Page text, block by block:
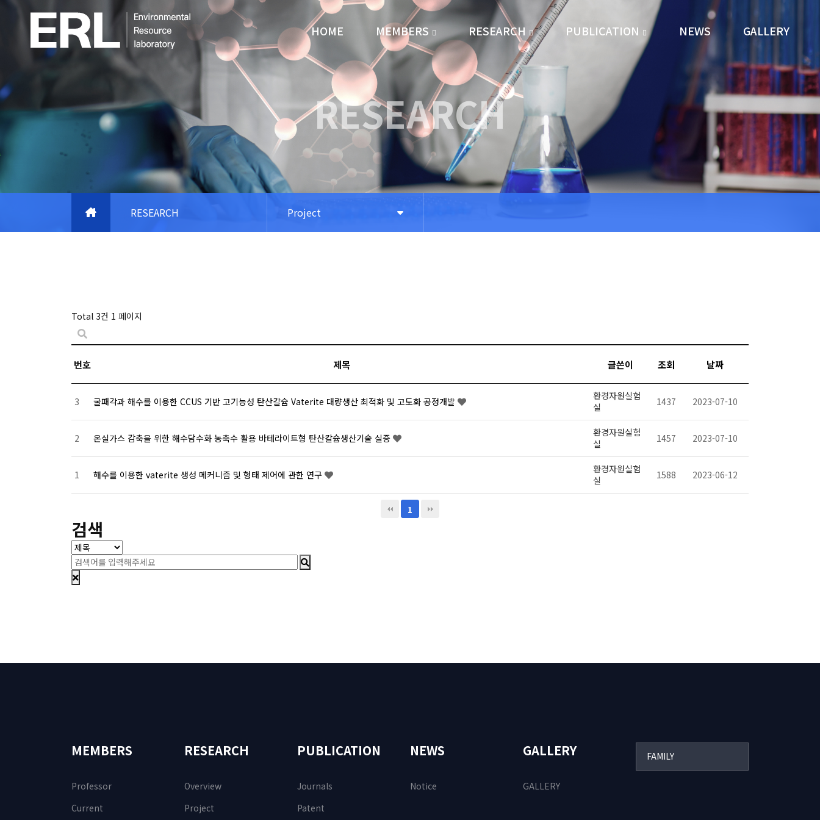
HOME MEMBERS
Professor
Current
Alumni
RESEARCH
Overview
Project
PUBLICATION
Journal Paper
NEWS GALLERY
RESEARCH
RESEARCH Project
Total 3건 1 페이지
번호 제목 글쓴이 조회 날짜
3 굴패각과 해수를 이용한 CCUS 기반 고기능성 탄산칼슘 Vaterite 대량생산 최적화 및 고도화 공정개발
환경자원실험
실
1437 2023-07-10
2 온실가스 감축을 위한 해수담수화 농축수 활용 바테라이트형 탄산칼슘생산기술 실증
환경자원실험
실
1457 2023-07-10
1 해수를 이용한 vaterite 생성 메커니즘 및 형태 제어에 관한 연구
환경자원실험
실
1588 2023-06-12
1
검색
MEMBERS
Professor
Current
RESEARCH
Overview
Project
PUBLICATION
Journals
Patent
NEWS
Notice
GALLERY
GALLERY